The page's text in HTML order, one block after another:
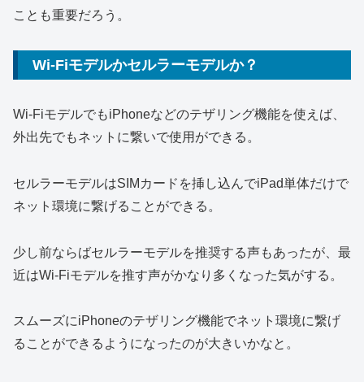
ことも重要だろう。
Wi-Fiモデルかセルラーモデルか？
Wi-FiモデルでもiPhoneなどのテザリング機能を使えば、
外出先でもネットに繋いで使用ができる。
セルラーモデルはSIMカードを挿し込んでiPad単体だけで
ネット環境に繋げることができる。
少し前ならばセルラーモデルを推奨する声もあったが、最
近はWi-Fiモデルを推す声がかなり多くなった気がする。
スムーズにiPhoneのテザリング機能でネット環境に繋げ
ることができるようになったのが大きいかなと。